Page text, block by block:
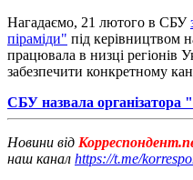
Нагадаємо, 21 лютого в СБУ
піраміди" під керівництвом
працювала в низці регіонів
забезпечити конкретному
СБУ назвала організатора
Новини від
наш канал https://t.me/